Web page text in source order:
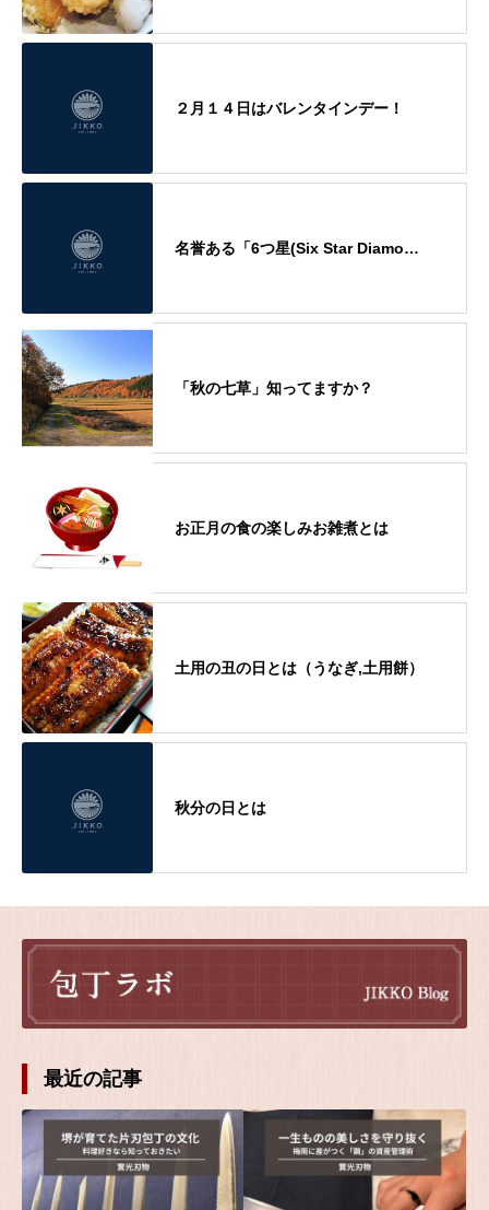
２月１４日はバレンタインデー！
名誉ある「6つ星(Six Star Diamo…
「秋の七草」知ってますか？
お正月の食の楽しみお雑煮とは
土用の丑の日とは（うなぎ,土用餅）
秋分の日とは
最近の記事